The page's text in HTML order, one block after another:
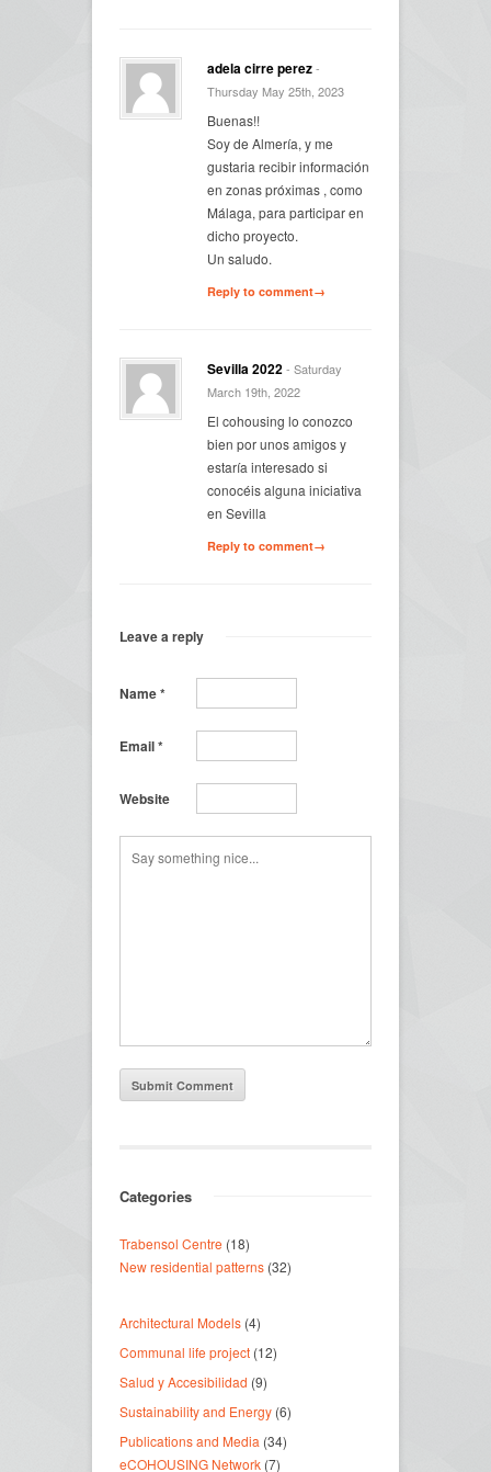
adela cirre perez-
Thursday May 25th, 2023
Buenas!!
Soy de Almería, y me
gustaria recibir información
en zonas próximas , como
Málaga, para participar en
dicho proyecto.
Un saludo.
Reply to comment→
Sevilla 2022- Saturday
March 19th, 2022
El cohousing lo conozco
bien por unos amigos y
estaría interesado si
conocéis alguna iniciativa
en Sevilla
Reply to comment→
Leave a reply
Name*
Email*
Website
Categories
Trabensol Centre (18)
New residential patterns (32)
Architectural Models (4)
Communal life project (12)
Salud y Accesibilidad (9)
Sustainability and Energy (6)
Publications and Media (34)
eCOHOUSING Network (7)